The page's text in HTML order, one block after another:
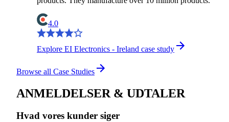
4.0
Explore EI Electronics - Ireland case study
Browse all Case Studies
ANMELDELSER & UDTALER
Hvad vores kunder siger